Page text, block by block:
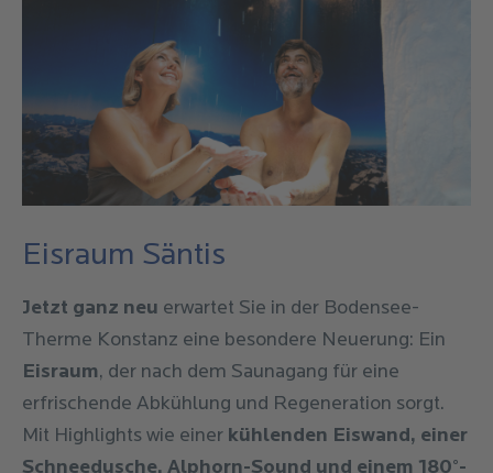
Eisraum Säntis
Jetzt ganz neu erwartet Sie in der Bodensee-
Therme Konstanz eine besondere Neuerung: Ein
Eisraum, der nach dem Saunagang für eine
erfrischende Abkühlung und Regeneration sorgt.
Mit Highlights wie einer kühlenden Eiswand, einer
Schneedusche, Alphorn-Sound und einem 180°-